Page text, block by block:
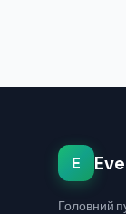
E
Головний